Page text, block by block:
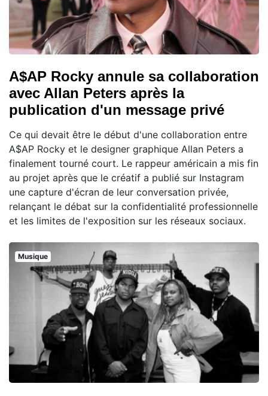
A$AP Rocky annule sa collaboration
avec Allan Peters après la
publication d'un message privé
Ce qui devait être le début d'une collaboration entre
A$AP Rocky et le designer graphique Allan Peters a
finalement tourné court. Le rappeur américain a mis fin
au projet après que le créatif a publié sur Instagram
une capture d'écran de leur conversation privée,
relançant le débat sur la confidentialité professionnelle
et les limites de l'exposition sur les réseaux sociaux.
Musique